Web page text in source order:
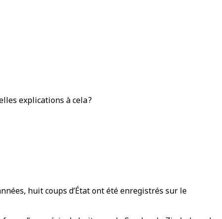
explications à cela ?
huit coups d’État ont été enregistrés sur le